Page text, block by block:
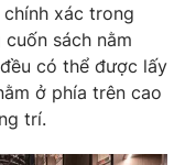
xác trong
sách nằm
có thể được lấy
ở phía trên cao
trí.